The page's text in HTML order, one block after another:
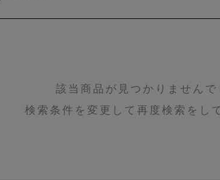
該当商品が見つかりませんで
検索条件を変更して再度検索をし